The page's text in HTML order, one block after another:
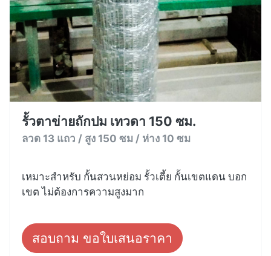
รั้วตาข่ายถักปม เทวดา 150 ซม.
ลวด 13 แถว / สูง 150 ซม / ห่าง 10 ซม
เหมาะสำหรับ กั้นสวนหย่อม รั้วเตี้ย กั้นเขตแดน บอก
เขต ไม่ต้องการความสูงมาก
สอบถาม ขอใบเสนอราคา